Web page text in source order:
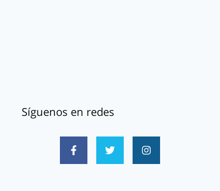
Síguenos en redes